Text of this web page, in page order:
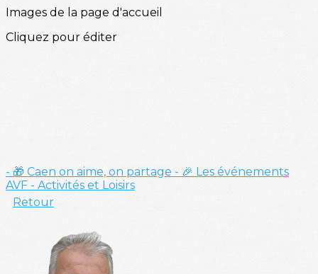
Images de la page d'accueil
Cliquez pour éditer
- 🎁 Caen on aime, on partage - 🎉 Les événements
AVF - Activités et Loisirs
Retour